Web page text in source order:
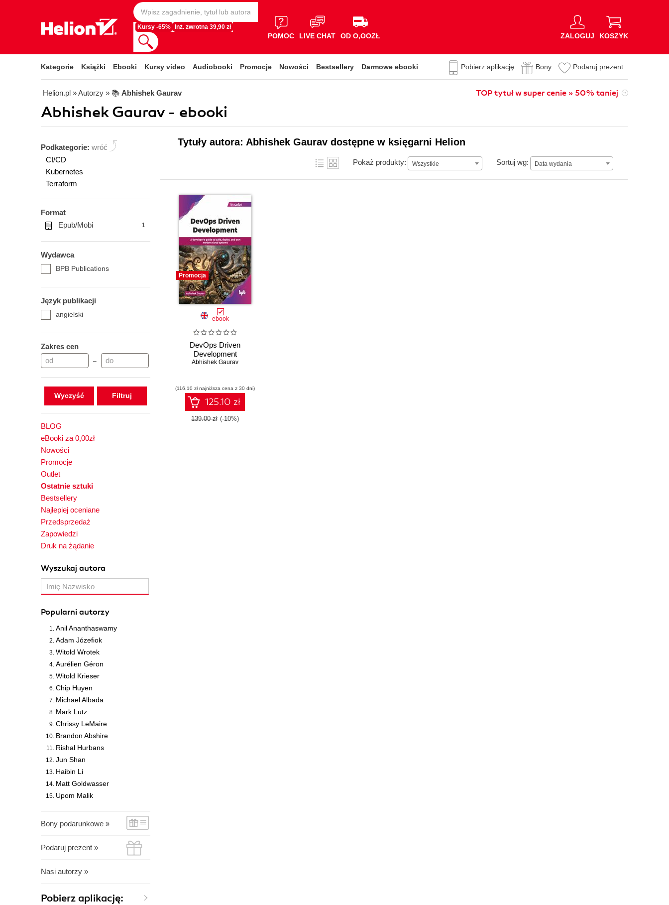
Kursy -65% Inż. zwrotna 39,90 zł
POMOC LIVE CHAT OD O,OOZŁ ZALOGUJ KOSZYK
Kategorie Książki Ebooki Kursy video Audiobooki Promocje Nowości Bestsellery Darmowe ebooki Pobierz aplikację Bony Podaruj prezent
Helion.pl » Autorzy » 📚 Abhishek Gaurav TOP tytuł w super cenie » 50% taniej
Abhishek Gaurav - ebooki
Podkategorie: wróć
CI/CD
Kubernetes
Terraform
Format
Epub/Mobi
1
Wydawca
BPB Publications
Język publikacji
angielski
Zakres cen
–
Wyczyść
BLOG
eBooki za 0,00zł
Nowości
Promocje
Outlet
Ostatnie sztuki
Bestsellery
Najlepiej oceniane
Przedsprzedaż
Zapowiedzi
Druk na żądanie
Wyszukaj autora
Popularni autorzy
Anil Ananthaswamy
Adam Józefiok
Witold Wrotek
Aurélien Géron
Witold Krieser
Chip Huyen
Michael Albada
Mark Lutz
Chrissy LeMaire
Brandon Abshire
Rishal Hurbans
Jun Shan
Haibin Li
Matt Goldwasser
Upom Malik
Bony podarunkowe »
Podaruj prezent »
Nasi autorzy »
Pobierz aplikację:
Tytuły autora: Abhishek Gaurav dostępne w księgarni Helion
Pokaż produkty: Wszystkie Sortuj wg: Data wydania
Data wydania
Promocja
ebook
DevOps Driven
Development
Abhishek Gaurav
(116,10 zł najniższa cena z 30 dni)
125.10 zł
139.00 zł (-10%)